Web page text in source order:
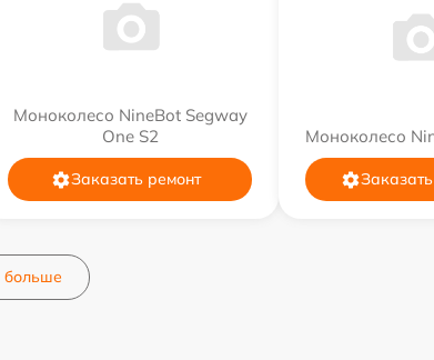
Моноколесо NineBot Segway
One S2
Заказать ремонт
Моноколесо
больше